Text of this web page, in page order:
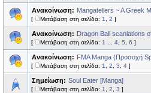
Ανακοίνωση: Mangatellers ~ A Greek
[ Μετάβαση στη σελίδα: 1 2 ]
Ανακοίνωση: Dragon Ball scanlations
[ Μετάβαση στη σελίδα: 1 4 5 6 ]
Ανακοίνωση: FMA Manga (Πρoσοχή
[ Μετάβαση στη σελίδα: 1 2 3 4 ]
Σημείωση: Soul Eater [Manga]
[ Μετάβαση στη σελίδα: 1 2 3 ]